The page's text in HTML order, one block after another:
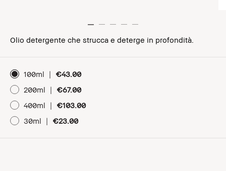
Olio detergente che strucca e deterge in profondità.
100ml |
€43.00
200ml
|
€67.00
400ml
|
€103.00
30ml
| €23.00